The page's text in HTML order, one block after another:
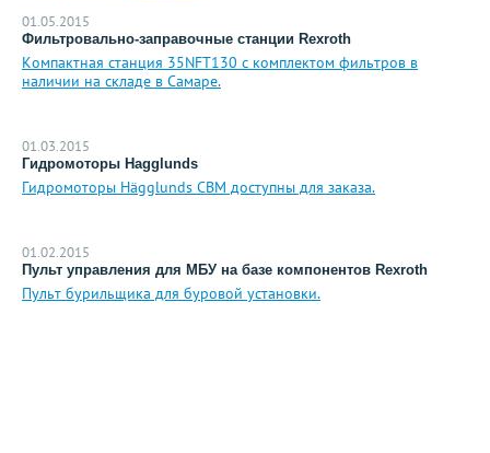
01.05.2015
Фильтровально-заправочные станции Rexroth
Компактная станция 35NFT130 с комплектом фильтров в
наличии на складе в Самаре.
01.03.2015
Гидромоторы Hagglunds
Гидромоторы Hägglunds CBM доступны для заказа.
01.02.2015
Пульт управления для МБУ на базе компонентов Rexroth
Пульт бурильщика для буровой установки.